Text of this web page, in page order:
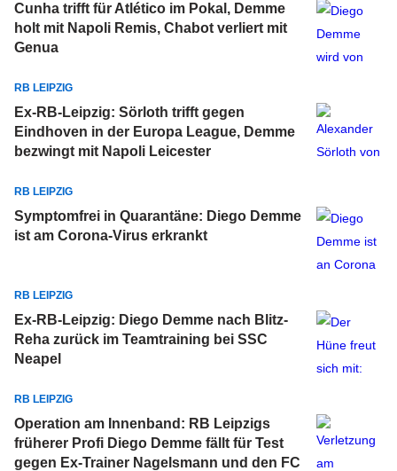
Cunha trifft für Atlético im Pokal, Demme
holt mit Napoli Remis, Chabot verliert mit
Genua
RB LEIPZIG
Ex-RB-Leipzig: Sörloth trifft gegen
Eindhoven in der Europa League, Demme
bezwingt mit Napoli Leicester
RB LEIPZIG
Symptomfrei in Quarantäne: Diego Demme
ist am Corona-Virus erkrankt
RB LEIPZIG
Ex-RB-Leipzig: Diego Demme nach Blitz-
Reha zurück im Teamtraining bei SSC
Neapel
RB LEIPZIG
Operation am Innenband: RB Leipzigs
früherer Profi Diego Demme fällt für Test
gegen Ex-Trainer Nagelsmann und den FC